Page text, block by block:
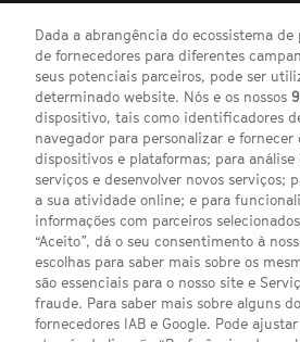
Dada a abrangência do ecossistema
de fornecedores para diferentes
seus potenciais parceiros, pode ser
determinado website. Nós e os nossos
dispositivo, tais como identificadores
navegador para personalizar e
dispositivos e plataformas; para
serviços e desenvolver novos serviços;
a sua atividade online; e para
informações com parceiros
“Aceito”, dá o seu consentimento à
escolhas para saber mais sobre os
são essenciais para o nosso site e
fraude. Para saber mais sobre alguns
fornecedores IAB e Google. Pode